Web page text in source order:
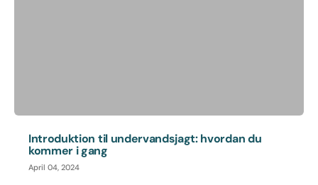
Introduktion til undervandsjagt: hvordan du
kommer i gang
April 04, 2024